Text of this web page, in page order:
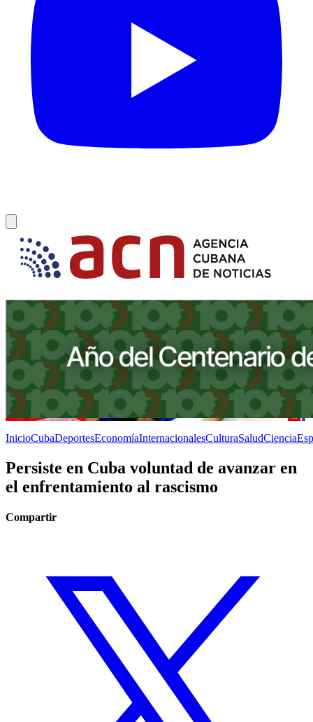
InicioCubaDeportesEconomíaInternacionalesCulturaSaludCiencia
Persiste en Cuba voluntad de avanzar en
el enfrentamiento al rascismo
Compartir